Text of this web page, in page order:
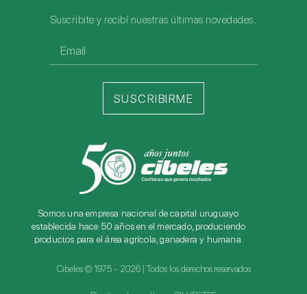
Somos una empresa nacional de capital uruguayo
establecida hace 50 años en el mercado, produciendo
productos para el área agrícola, ganadera y humana.
Cibeles © 1975 - 2026 | Todos los derechos reservados
Suscribite y recibí nuestras últimas novedades.
SUSCRIBIRME